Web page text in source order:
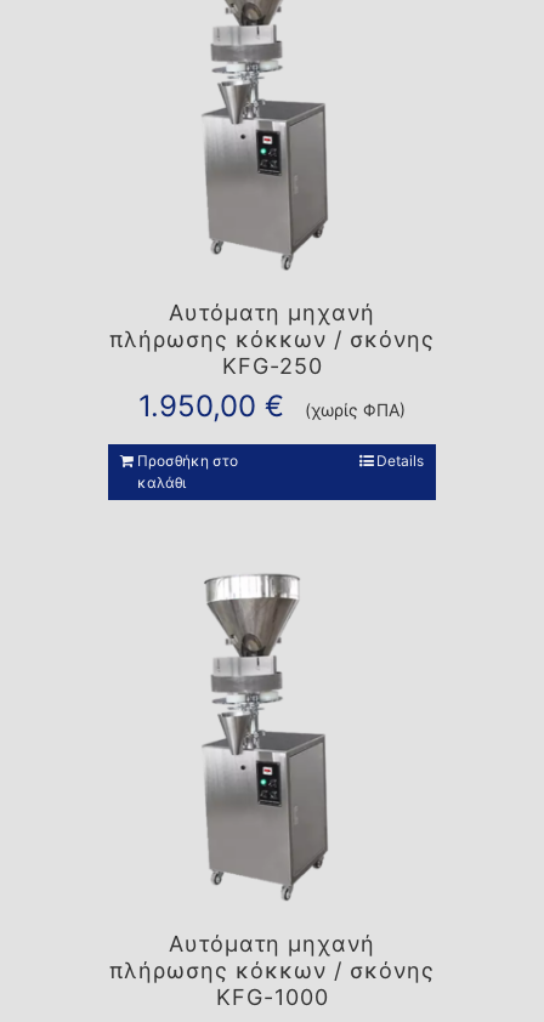
Αυτόματη μηχανή
πλήρωσης κόκκων / σκόνης
KFG-250
1.950,00 € (χωρίς ΦΠΑ)
Προσθήκη στο
καλάθι
Details
Αυτόματη μηχανή
πλήρωσης κόκκων / σκόνης
KFG-1000